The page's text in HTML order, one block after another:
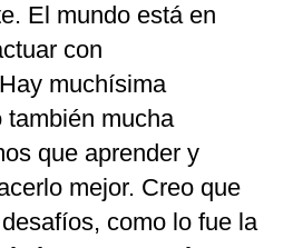
El mundo está en
con
muchísima
también mucha
que aprender y
mejor. Creo que
como lo fue la